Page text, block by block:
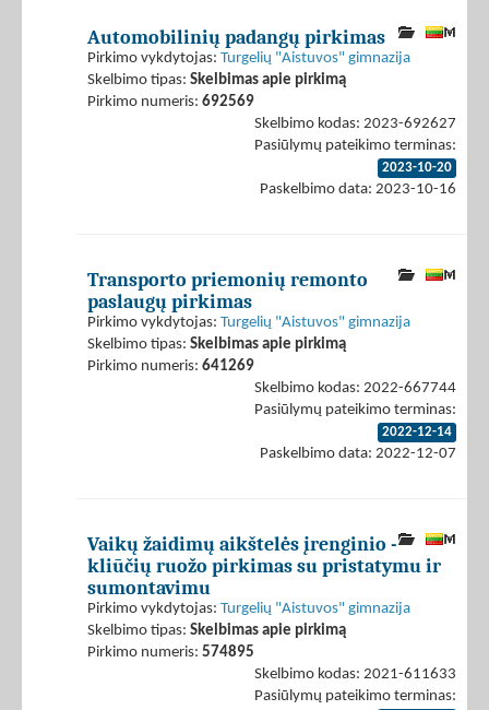
Automobilinių padangų pirkimas
Pirkimo vykdytojas: Turgelių "Aistuvos" gimnazija
Skelbimo tipas: Skelbimas apie pirkimą
Pirkimo numeris: 692569
Skelbimo kodas: 2023-692627
Pasiūlymų pateikimo terminas:
2023-10-20
Paskelbimo data: 2023-10-16
Transporto priemonių remonto
paslaugų pirkimas
Pirkimo vykdytojas: Turgelių "Aistuvos" gimnazija
Skelbimo tipas: Skelbimas apie pirkimą
Pirkimo numeris: 641269
Skelbimo kodas: 2022-667744
Pasiūlymų pateikimo terminas:
2022-12-14
Paskelbimo data: 2022-12-07
Vaikų žaidimų aikštelės įrenginio -
kliūčių ruožo pirkimas su pristatymu ir
sumontavimu
Pirkimo vykdytojas: Turgelių "Aistuvos" gimnazija
Skelbimo tipas: Skelbimas apie pirkimą
Pirkimo numeris: 574895
Skelbimo kodas: 2021-611633
Pasiūlymų pateikimo terminas: